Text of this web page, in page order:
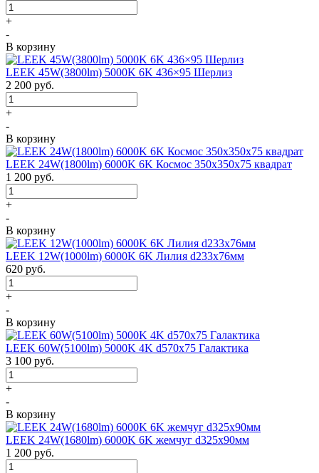
+
-
В корзину
LEEK 45W(3800lm) 5000K 6K 436×95 Шерлиз
2 200 руб.
+
-
В корзину
LEEK 24W(1800lm) 6000K 6K Космос 350x350x75 квадрат
1 200 руб.
+
-
В корзину
LEEK 12W(1000lm) 6000K 6K Лилия d233x76мм
620 руб.
+
-
В корзину
LEEK 60W(5100lm) 5000K 4K d570x75 Галактика
3 100 руб.
+
-
В корзину
LEEK 24W(1680lm) 6000K 6K жемчуг d325x90мм
1 200 руб.